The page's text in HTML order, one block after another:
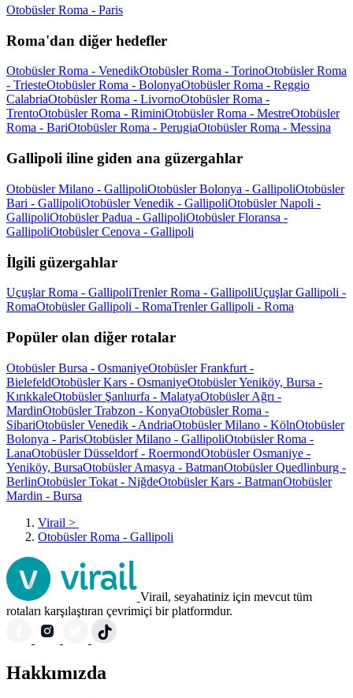
Otobüsler Roma - Paris
Roma'dan diğer hedefler
Otobüsler Roma - VenedikOtobüsler Roma - TorinoOtobüsler Roma
- TriesteOtobüsler Roma - BolonyaOtobüsler Roma - Reggio
CalabriaOtobüsler Roma - LivornoOtobüsler Roma -
TrentoOtobüsler Roma - RiminiOtobüsler Roma - MestreOtobüsler
Roma - BariOtobüsler Roma - PerugiaOtobüsler Roma - Messina
Gallipoli iline giden ana güzergahlar
Otobüsler Milano - GallipoliOtobüsler Bolonya - GallipoliOtobüsler
Bari - GallipoliOtobüsler Venedik - GallipoliOtobüsler Napoli -
GallipoliOtobüsler Padua - GallipoliOtobüsler Floransa -
GallipoliOtobüsler Cenova - Gallipoli
İlgili güzergahlar
Uçuşlar Roma - GallipoliTrenler Roma - GallipoliUçuşlar Gallipoli -
RomaOtobüsler Gallipoli - RomaTrenler Gallipoli - Roma
Popüler olan diğer rotalar
Otobüsler Bursa - OsmaniyeOtobüsler Frankfurt -
BielefeldOtobüsler Kars - OsmaniyeOtobüsler Yeniköy, Bursa -
KırıkkaleOtobüsler Şanlıurfa - MalatyaOtobüsler Ağrı -
MardinOtobüsler Trabzon - KonyaOtobüsler Roma -
SibariOtobüsler Venedik - AndriaOtobüsler Milano - KölnOtobüsler
Bolonya - ParisOtobüsler Milano - GallipoliOtobüsler Roma -
LanaOtobüsler Düsseldorf - RoermondOtobüsler Osmaniye -
Yeniköy, BursaOtobüsler Amasya - BatmanOtobüsler Quedlinburg -
BerlinOtobüsler Tokat - NiğdeOtobüsler Kars - BatmanOtobüsler
Mardin - Bursa
Virail >
Otobüsler Roma - Gallipoli
Virail, seyahatiniz için mevcut tüm
rotaları karşılaştıran çevrimiçi bir platformdur.
Hakkımızda